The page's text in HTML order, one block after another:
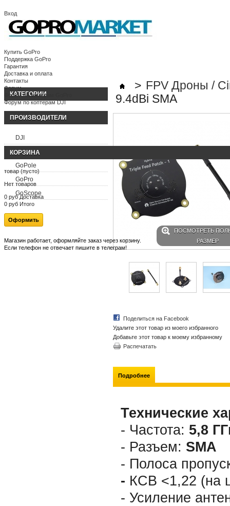
Вход
Корзина:
(пусто)
Ваша учетная запись
Купить GoPro
Поддержка GoPro
Гарантия
Доставка и оплата
Контакты
Форум
Форум по камерам GoPro
Форум по коптерам DJI
КОРЗИНА
товар (пусто)
Нет товаров
0 руб Доставка
0 руб Итого
Оформить
Магазин работает, оформляйте заказ через корзину.
Если телефон не отвечает пишите в телеграм!
КАТЕГОРИИ
ПРОИЗВОДИТЕЛИ
DJI
FeiyuTech
GoPole
GoPro
GoScope
> FPV Дроны /
9.4dBi SMA
ПОСМОТРЕТЬ
РАЗМЕР
Поделиться на Facebook
Удалите этот товар из моего избранного
Добавьте этот товар к моему избранному
Распечатать
Подробнее
Технические
- Частота: 5,8
- Разъем: SMA
- Полоса
- КСВ <1,22 (на
- Усиление